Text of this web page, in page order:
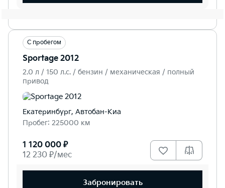
С пробегом
Sportage 2012
2.0 л / 150 л.c. / бензин / механическая / полный
привод
Екатеринбург, Автобан-Киа
Пробег: 225000 км
1 120 000 ₽
12 230 ₽/мес
Забронировать